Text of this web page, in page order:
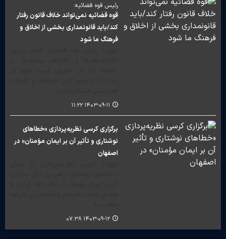
رئیس قوه قضائیه:
قوه قضائیه نمی‌تواند خلاف قانون رفتار
کند/باید قانونمداری بخشی از اخلاق و
فرهنگ ما شود
۱۴۰۳-۰۹-۱۱ ۱۱:۲۲
برگزاری کرسی نظریه‌پردازی «خطاهای
نوشتاری و تأثیر آن بر ایمان مؤمنان» در
اصفهان
۱۴۰۳-۰۹-۱۲ ۰۷:۳۸